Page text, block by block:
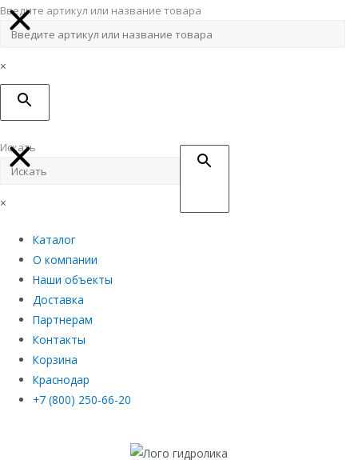
Введите артикул или название товара
×
Искать
×
Каталог
О компании
Наши объекты
Доставка
Партнерам
Контакты
Корзина
Краснодар
+7 (800) 250-66-20